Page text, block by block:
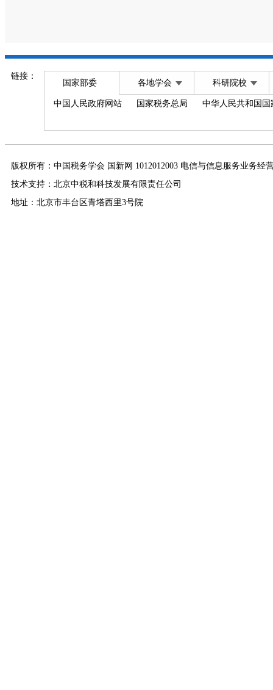
链接：
国家部委 各地学会 科研院校
中国人民政府网站 国家税务总局 中华人民共和国
版权所有：中国税务学会 国新网 1012012003 电信与信息服务业务经
技术支持：北京中税和科技发展有限责任公司
地址：北京市丰台区青塔西里3号院